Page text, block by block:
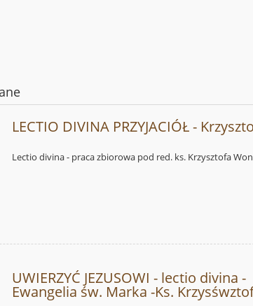
LECTIO DIVINA PRZYJACIÓŁ -
Lectio divina - praca zbiorowa pod red. ks. Krzysztofa
UWIERZYĆ JEZUSOWI - lectio divina -
Ewangelia św. Marka -Ks.